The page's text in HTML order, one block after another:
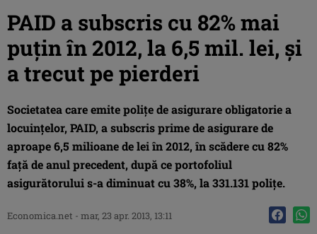
PAID a subscris cu 82% mai
puţin în 2012, la 6,5 mil. lei, şi
a trecut pe pierderi
Societatea care emite poliţe de asigurare obligatorie a
locuinţelor, PAID, a subscris prime de asigurare de
aproape 6,5 milioane de lei în 2012, în scădere cu 82%
faţă de anul precedent, după ce portofoliul
asigurătorului s-a diminuat cu 38%, la 331.131 poliţe.
Economica.net - mar, 23 apr. 2013, 13:11